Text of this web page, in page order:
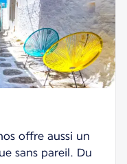
offre aussi un
sans pareil. Du